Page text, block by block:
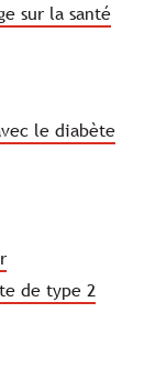
sur la santé
le diabète
de type 2